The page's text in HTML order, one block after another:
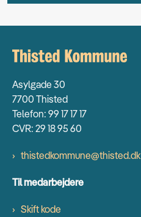
Asylgade 30
7700 Thisted
Telefon: 99 17 17 17
CVR: 29 18 95 60
thistedkommune@thisted.dk
Til medarbejdere
Skift kode